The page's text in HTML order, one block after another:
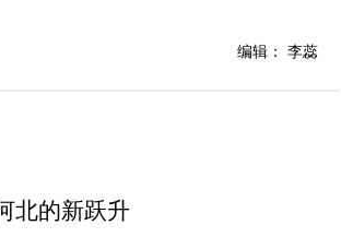
编辑： 李蕊
北的新跃升